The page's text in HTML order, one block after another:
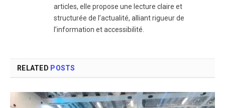
articles, elle propose une lecture claire et
structurée de l’actualité, alliant rigueur de
l’information et accessibilité.
RELATED POSTS